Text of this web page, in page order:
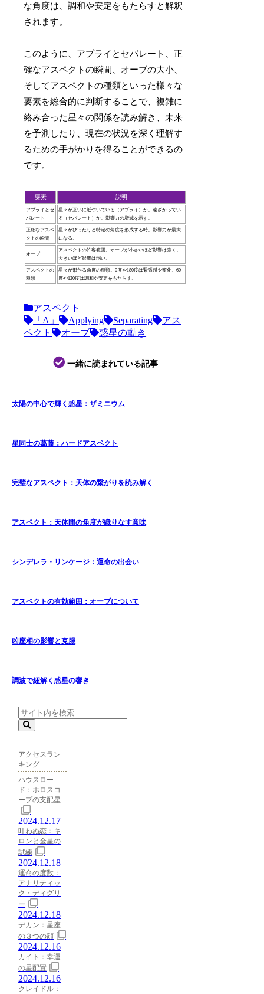
な角度は、調和や安定をもたらすと解釈
されます。
このように、アプライとセパレート、正
確なアスペクトの瞬間、オーブの大小、
そしてアスペクトの種類といった様々な
要素を総合的に判断することで、複雑に
絡み合った星々の関係を読み解き、未来
を予測したり、現在の状況を深く理解す
るための手がかりを得ることができるの
です。
要素 説明
アプライとセ
パレート
星々が互いに近づいている（アプライ）か、遠ざかってい
る（セパレート）か。影響力の増減を示す。
正確なアスペ
クトの瞬間
星々がぴったりと特定の角度を形成する時。影響力が最大
になる。
オーブ
アスペクトの許容範囲。オーブが小さいほど影響は強く、
大きいほど影響は弱い。
アスペクトの
種類
星々が形作る角度の種類。0度や180度は緊張感や変化、60
度や120度は調和や安定をもたらす。
アスペクト
「A」
Applying Separating
アス
ペクト
オーブ 惑星の動き
一緒に読まれている記事
太陽の中心で輝く惑星：ザミニウム
星同士の葛藤：ハードアスペクト
完璧なアスペクト：天体の繋がりを読み解く
アスペクト：天体間の角度が織りなす意味
シンデレラ・リンケージ：運命の出会い
アスペクトの有効範囲：オーブについて
凶座相の影響と克服
調波で紐解く惑星の響き
アクセスラン
キング
ハウスロー
ド：ホロスコ
ープの支配星
2024.12.17
叶わぬ恋：キ
ロンと金星の
試練
2024.12.18
運命の度数：
アナリティッ
ク・ディグリ
ー
2024.12.18
デカン：星座
の３つの顔
2024.12.16
カイト：幸運
の星配置
2024.12.16
クレイドル：